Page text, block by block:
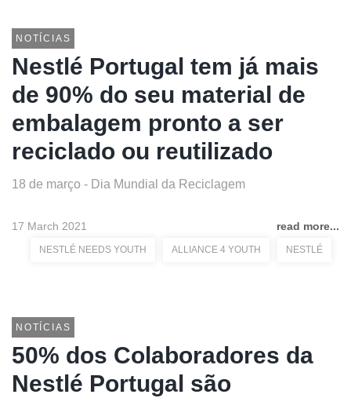
NOTÍCIAS
Nestlé Portugal tem já mais
de 90% do seu material de
embalagem pronto a ser
reciclado ou reutilizado
18 de março - Dia Mundial da Reciclagem
17 March 2021 read more...
NESTLÉ NEEDS YOUTH ALLIANCE 4 YOUTH NESTLÉ
NOTÍCIAS
50% dos Colaboradores da
Nestlé Portugal são